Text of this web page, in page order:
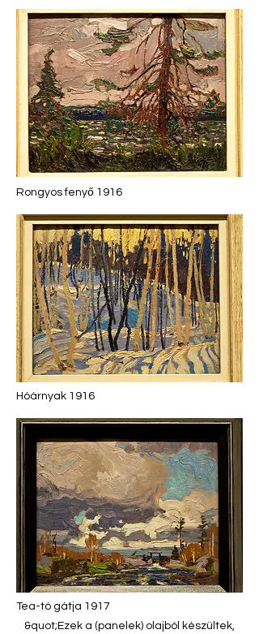
Rongyos fenyő 1916
Hóárnyak 1916
Tea-tó gátja 1917
&quot;Ezek a (panelek) olajból készültek,